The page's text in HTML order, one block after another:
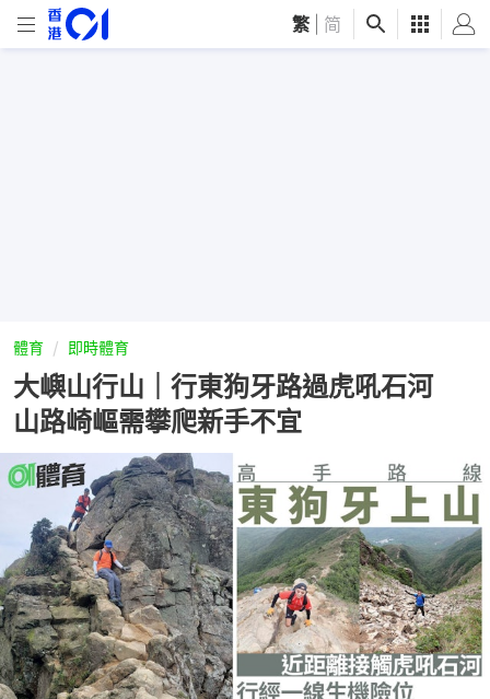
繁 简
體育 即時體育
大嶼山行山｜行東狗牙路過虎吼石河
山路崎嶇需攀爬新手不宜